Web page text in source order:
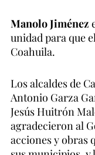
Manolo Jiménez
unidad para que
Coahuila.
Los alcaldes de
Antonio Garza
Jesús Huitrón
agradecieron al
acciones y obras